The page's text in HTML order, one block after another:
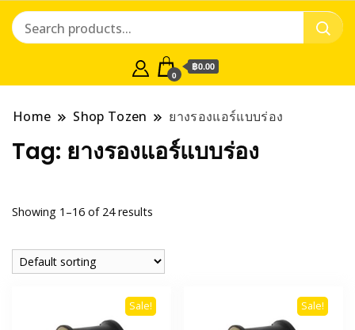
0
฿0.00
Home Shop Tozen ยางรองแอร์แบบร่อง
Tag: ยางรองแอร์แบบร่อง
Showing 1–16 of 24 results
Sale! Sale!